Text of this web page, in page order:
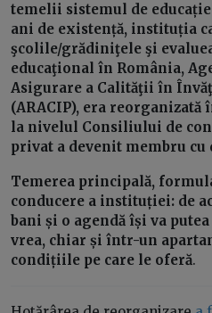
temelii sistemul de
ani de existență, instituția
şcolile/grădiniţele şi
educaţional în România,
Asigurare a Calităţii în
(ARACIP), era reorganizată
la nivelul Consiliului de
privat a devenit membru cu
Temerea principală,
conducere a instituției: de
bani și o agendă își va
vrea, chiar și într-un
condițiile pe care le oferă.